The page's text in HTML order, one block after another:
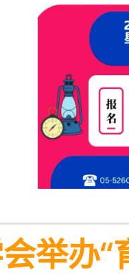
举办“